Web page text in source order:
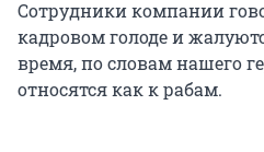
Сотрудники компании
кадровом голоде и
время, по словам нашего
относятся как к рабам.